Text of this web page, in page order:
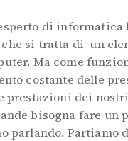
di
si tratta di un
Ma come
costante delle
prestazioni dei
bisogna fare un
parlando. Partiamo